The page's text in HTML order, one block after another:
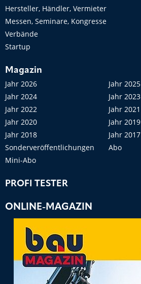
Hersteller, Händler, Vermieter
Messen, Seminare, Kongresse
Verbände
Startup
Magazin
Jahr 2026
Jahr 2025
Jahr 2024
Jahr 2023
Jahr 2022
Jahr 2021
Jahr 2020
Jahr 2019
Jahr 2018
Jahr 2017
Sonderveröffentlichungen
Abo
Mini-Abo
PROFI TESTER
ONLINE-MAGAZIN